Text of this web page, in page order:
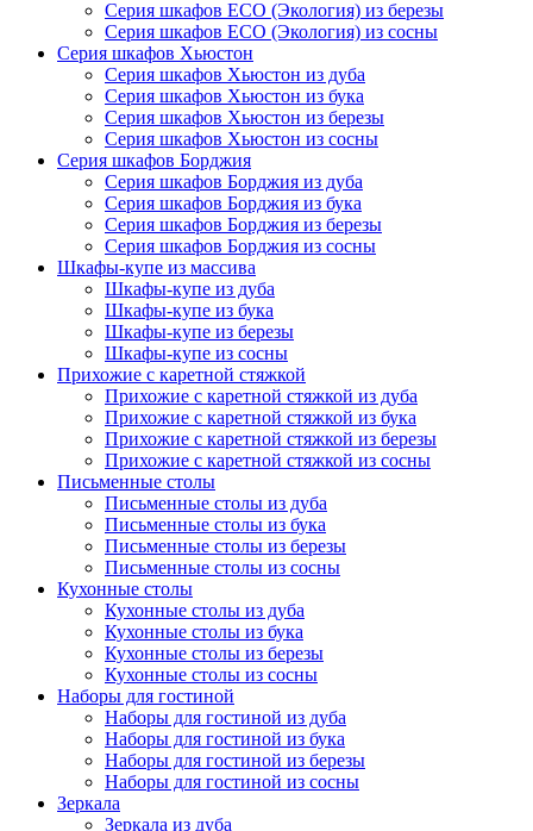
Серия шкафов ECO (Экология) из березы
Серия шкафов ECO (Экология) из сосны
Серия шкафов Хьюстон
Серия шкафов Хьюстон из дуба
Серия шкафов Хьюстон из бука
Серия шкафов Хьюстон из березы
Серия шкафов Хьюстон из сосны
Серия шкафов Борджия
Серия шкафов Борджия из дуба
Серия шкафов Борджия из бука
Серия шкафов Борджия из березы
Серия шкафов Борджия из сосны
Шкафы-купе из массива
Шкафы-купе из дуба
Шкафы-купе из бука
Шкафы-купе из березы
Шкафы-купе из сосны
Прихожие с каретной стяжкой
Прихожие с каретной стяжкой из дуба
Прихожие с каретной стяжкой из бука
Прихожие с каретной стяжкой из березы
Прихожие с каретной стяжкой из сосны
Письменные столы
Письменные столы из дуба
Письменные столы из бука
Письменные столы из березы
Письменные столы из сосны
Кухонные столы
Кухонные столы из дуба
Кухонные столы из бука
Кухонные столы из березы
Кухонные столы из сосны
Наборы для гостиной
Наборы для гостиной из дуба
Наборы для гостиной из бука
Наборы для гостиной из березы
Наборы для гостиной из сосны
Зеркала
Зеркала из дуба